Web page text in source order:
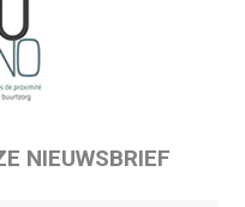
NIEUWSBRIEF